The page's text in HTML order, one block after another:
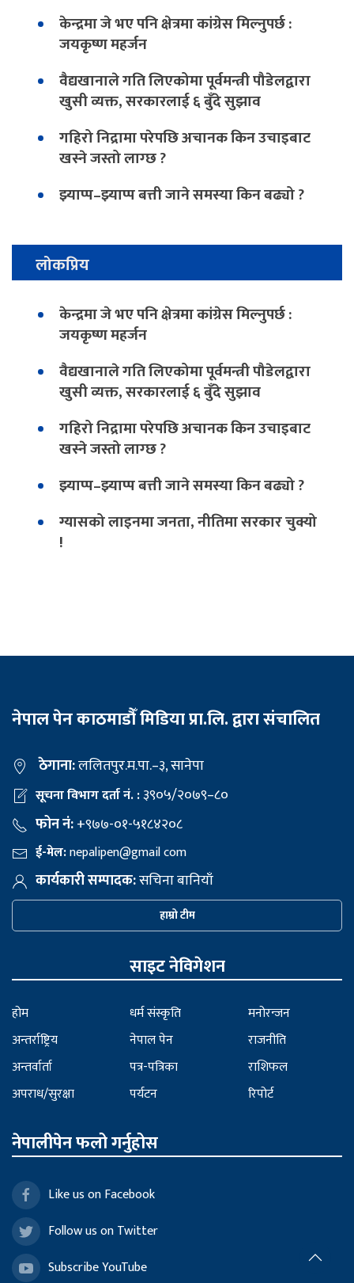
केन्द्रमा जे भए पनि क्षेत्रमा कांग्रेस मिल्नुपर्छ :
जयकृष्ण महर्जन
वैद्यखानाले गति लिएकोमा पूर्वमन्त्री पौडेलद्वारा
खुसी व्यक्त, सरकारलाई ६ बुँदे सुझाव
गहिरो निद्रामा परेपछि अचानक किन उचाइबाट
खस्ने जस्तो लाग्छ ?
झ्याप्प–झ्याप्प बत्ती जाने समस्या किन बढ्यो ?
लोकप्रिय
केन्द्रमा जे भए पनि क्षेत्रमा कांग्रेस मिल्नुपर्छ :
जयकृष्ण महर्जन
वैद्यखानाले गति लिएकोमा पूर्वमन्त्री पौडेलद्वारा
खुसी व्यक्त, सरकारलाई ६ बुँदे सुझाव
गहिरो निद्रामा परेपछि अचानक किन उचाइबाट
खस्ने जस्तो लाग्छ ?
झ्याप्प–झ्याप्प बत्ती जाने समस्या किन बढ्यो ?
ग्यासको लाइनमा जनता, नीतिमा सरकार चुक्यो
!
नेपाल पेन काठमाडौँ मिडिया प्रा.लि. द्वारा संचालित
ठेगाना:ललितपुर.म.पा.–३, सानेपा
सूचना विभाग दर्ता नं. :३९०५/२०७९–८०
फोन नं:+९७७-०१-५१८४२०८
ई-मेल:nepalipen@gmail com
कार्यकारी सम्पादक:सचिना बानियाँ
हाम्रो टीम
साइट नेविगेशन
होम
अन्तर्राष्ट्रिय
अन्तर्वार्ता
अपराध/सुरक्षा
धर्म संस्कृति
नेपाल पेन
पत्र-पत्रिका
पर्यटन
मनोरन्जन
राजनीति
राशिफल
रिपोर्ट
नेपालीपेन फलो गर्नुहोस
Like us on Facebook
Follow us on Twitter
Subscribe YouTube